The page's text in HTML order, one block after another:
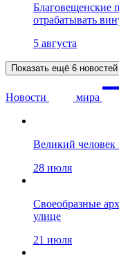
Благовещенские
отрабатывать
5 августа
Показать ещё 6 новостей
Новости мира
Великий
28 июля
Своеобразные
улице
21 июля